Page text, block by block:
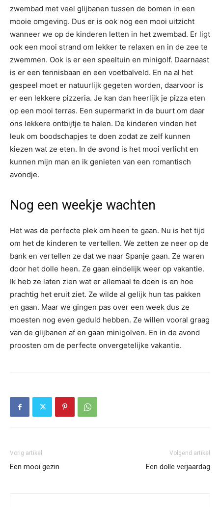
zwembad met veel glijbanen tussen de bomen in een
mooie omgeving. Dus er is ook nog een mooi uitzicht
wanneer we op de kinderen letten in het zwembad. Er ligt
ook een mooi strand om lekker te relaxen en in de zee te
zwemmen. Ook is er een speeltuin en minigolf. Daarnaast
is er een tennisbaan en een voetbalveld. En na al het
gespeel moet er natuurlijk gegeten worden, daarvoor is
er een lekkere pizzeria. Je kan dan heerlijk je pizza eten
op een mooi terras. Een supermarkt in de buurt om daar
ons lekkere ontbijtje te halen. De kinderen vinden het
leuk om boodschapjes te doen zodat ze zelf kunnen
kiezen wat ze eten. In de avond is het mooi verlicht en
kunnen mijn man en ik genieten van een romantisch
avondje.
Nog een weekje wachten
Het was de perfecte plek om heen te gaan. Nu is het tijd
om het de kinderen te vertellen. We zetten ze neer op de
bank en vertellen ze dat we naar Spanje gaan. Ze waren
door het dolle heen. Ze gaan eindelijk weer op vakantie.
Ik heb ze laten zien wat er allemaal te doen is en hoe
prachtig het eruit ziet. Ze wilde al gelijk hun tas pakken
en gaan. Maar we gingen pas over een week dus ze
moesten nog even geduld hebben. Ze willen vooral graag
van de glijbanen af en gaan minigolven. En in de avond
proosten om de perfecte onvergetelijke vakantie.
Vorig artikel
Een mooi gezin
Volgend artikel
Een dolle verjaardag